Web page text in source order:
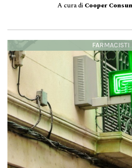
A cura di Cooper
FARMACISTI